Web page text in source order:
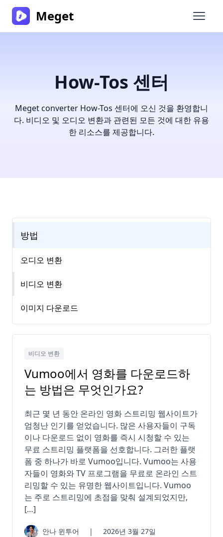
메인
Meget
How-Tos 센터
Meget converter How-Tos 센터에 오신 것을 환영합니
다. 비디오 및 오디오 변환과 관련된 모든 것에 대한 유용
한 리소스를 제공합니다.
방법
오디오 변환
비디오 변환
이미지 다운로드
비디오 변환
Vumoo에서 영화를 다운로드하
는 방법은 무엇인가요?
최근 몇 년 동안 온라인 영화 스트리밍 웹사이트가
엄청난 인기를 얻었습니다. 많은 사용자들이 구독
이나 다운로드 없이 영화를 즉시 시청할 수 있는
무료 스트리밍 플랫폼을 선호합니다. 그러한 플랫
폼 중 하나가 바로 Vumoo입니다. Vumoo는 사용
자들이 영화와 TV 프로그램을 무료로 온라인 스트
리밍할 수 있는 유명한 웹사이트입니다. Vumoo
는 주로 스트리밍에 초점을 맞춰 설계되었지만,
[…]
안나 윈투어 | 2026년 3월 27일